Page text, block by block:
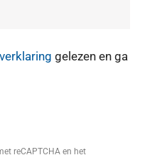
gelezen en ga
reCAPTCHA en het